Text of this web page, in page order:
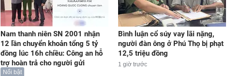
Nam thanh niên SN 2001 nhận
12 lần chuyển khoản tổng 5 tỷ
đồng lúc 16h chiều: Công an hỗ
trợ hoàn trả cho người gửi
Nổi bật
Bình luận cổ súy vay lãi nặng,
người đàn ông ở Phú Thọ bị phạt
12,5 triệu đồng
1 giờ trước